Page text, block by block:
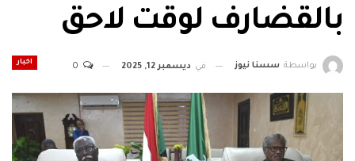
بالقضارف لوقت لاحق
اخبار بواسطة سسنا نيوز في ديسمبر 12, 2025